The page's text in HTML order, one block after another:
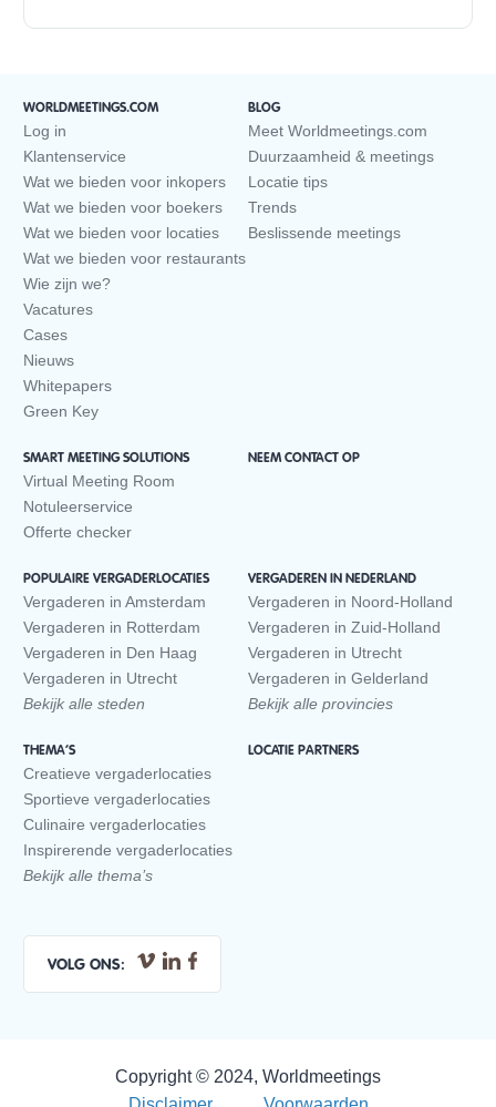
WORLDMEETINGS.COM
Log in
Klantenservice
Wat we bieden voor inkopers
Wat we bieden voor boekers
Wat we bieden voor locaties
Wat we bieden voor restaurants
Wie zijn we?
Vacatures
Cases
Nieuws
Whitepapers
Green Key
BLOG
Meet Worldmeetings.com
Duurzaamheid & meetings
Locatie tips
Trends
Beslissende meetings
SMART MEETING SOLUTIONS
Virtual Meeting Room
Notuleerservice
Offerte checker
NEEM CONTACT OP
POPULAIRE VERGADERLOCATIES
Vergaderen in Amsterdam
Vergaderen in Rotterdam
Vergaderen in Den Haag
Vergaderen in Utrecht
Bekijk alle steden
VERGADEREN IN NEDERLAND
Vergaderen in Noord-Holland
Vergaderen in Zuid-Holland
Vergaderen in Utrecht
Vergaderen in Gelderland
Bekijk alle provincies
THEMA’S
Creatieve vergaderlocaties
Sportieve vergaderlocaties
Culinaire vergaderlocaties
Inspirerende vergaderlocaties
Bekijk alle thema’s
LOCATIE PARTNERS
VOLG ONS:
Copyright © 2024, Worldmeetings